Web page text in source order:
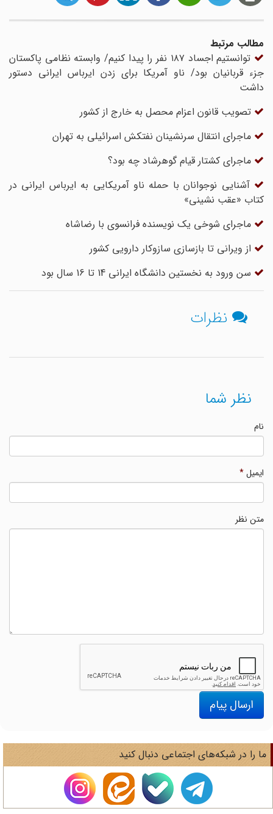
مطالب مرتبط
توانستیم اجساد ۱۸۷ نفر را پیدا کنیم/ وابسته نظامی پاکستان
جزء قربانیان بود/ ناو آمریکا برای زدن ایرباس ایرانی دستور
داشت
تصویب قانون اعزام محصل به خارج از کشور
ماجرای انتقال سرنشینان نفتکش اسرائیلی به تهران
ماجرای کشتار قیام گوهرشاد چه بود؟
آشنایی نوجوانان با حمله ناو آمریکایی به ایرباس ایرانی در
کتاب «عقب نشینی»
ماجرای شوخی یک نویسنده فرانسوی با رضاشاه
از ویرانی تا بازسازی سازوکار دارویی کشور
سن ورود به نخستین دانشگاه ایرانی 14 تا 16 سال بود
نظرات
نظر شما
ایمیل*
متن نظر
ارسال پیام
را در شبکه‌های اجتماعی دنبال کنید